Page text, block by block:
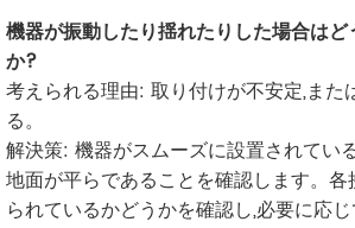
機器が振動したり揺れたりした場合は
か?
考えられる理由: 取り付けが不安定,また
る。
解決策: 機器がスムーズに設置されてい
地面が平らであることを確認します。
られているかどうかを確認し,必要に応じ